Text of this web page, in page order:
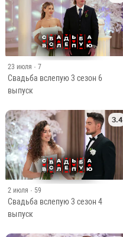
23 июля · 7
Свадьба вслепую 3 сезон 6
выпуск
3.4
2 июля · 59
Свадьба вслепую 3 сезон 4
выпуск